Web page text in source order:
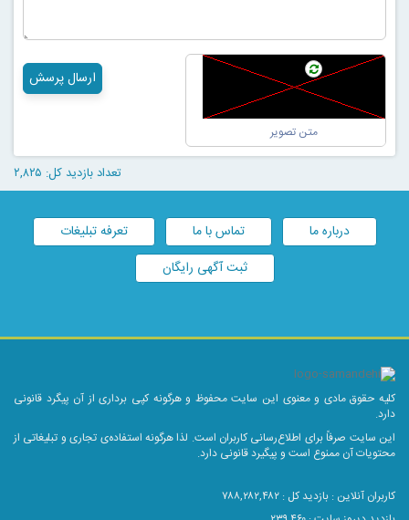
ارسال پرسش
تعداد بازدید کل: ۲,۸۲۵
درباره ما تماس با ما
تعرفه تبلیغات
ثبت آگهی رایگان
کلیه حقوق مادی و معنوی این سایت محفوظ و هرگونه کپی برداری از آن پیگرد قانونی
دارد.
این سایت صرفاً برای اطلاع‌رسانی کاربران است. لذا هرگونه استفاده‌ی تجاری و تبلیغاتی از
محتویات آن ممنوع است و پیگیرد قانونی دارد.
کاربران آنلاین : بازدید کل : ۷۸۸,۲۸۲,۴۸۲